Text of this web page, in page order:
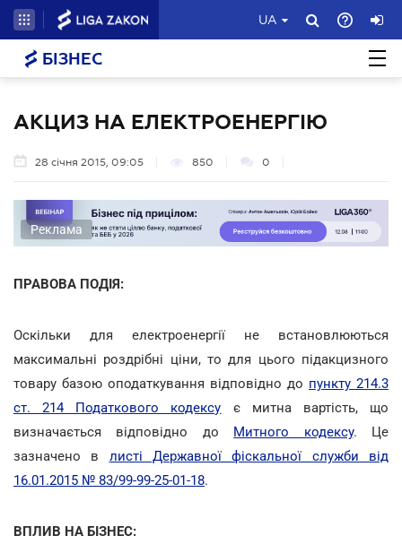
UA
БІЗНЕС
АКЦИЗ НА ЕЛЕКТРОЕНЕРГІЮ
28 січня 2015, 09:05 850 0
Реклама
ПРАВОВА ПОДІЯ:
Оскільки для електроенергії не встановлюються
максимальні роздрібні ціни, то для цього підакцизного
товару базою оподаткування відповідно до пункту 214.3
ст. 214 Податкового кодексу є митна вартість, що
визначається відповідно до Митного кодексу. Це
зазначено в листі Державної фіскальної служби від
16.01.2015 № 83/99-99-25-01-18.
ВПЛИВ НА БІЗНЕС: